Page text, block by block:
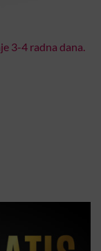
3-4 radna dana.